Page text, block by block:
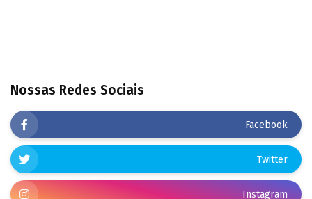
Nossas Redes Sociais
Facebook
Twitter
Instagram